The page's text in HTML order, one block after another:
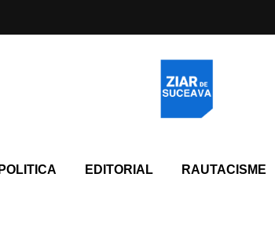
POLITICA EDITORIAL RAUTACISME